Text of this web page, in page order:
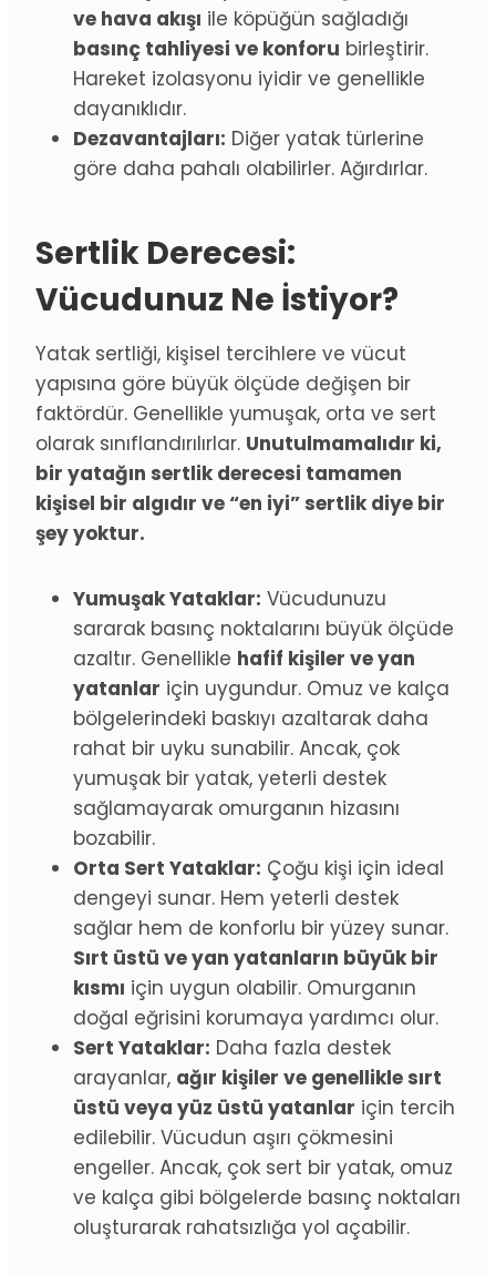
ve hava akışı ile köpüğün sağladığı
basınç tahliyesi ve konforu birleştirir.
Hareket izolasyonu iyidir ve genellikle
dayanıklıdır.
Dezavantajları: Diğer yatak türlerine
göre daha pahalı olabilirler. Ağırdırlar.
Sertlik Derecesi:
Vücudunuz Ne İstiyor?
Yatak sertliği, kişisel tercihlere ve vücut
yapısına göre büyük ölçüde değişen bir
faktördür. Genellikle yumuşak, orta ve sert
olarak sınıflandırılırlar. Unutulmamalıdır ki,
bir yatağın sertlik derecesi tamamen
kişisel bir algıdır ve “en iyi” sertlik diye bir
şey yoktur.
Yumuşak Yataklar: Vücudunuzu
sararak basınç noktalarını büyük ölçüde
azaltır. Genellikle hafif kişiler ve yan
yatanlar için uygundur. Omuz ve kalça
bölgelerindeki baskıyı azaltarak daha
rahat bir uyku sunabilir. Ancak, çok
yumuşak bir yatak, yeterli destek
sağlamayarak omurganın hizasını
bozabilir.
Orta Sert Yataklar: Çoğu kişi için ideal
dengeyi sunar. Hem yeterli destek
sağlar hem de konforlu bir yüzey sunar.
Sırt üstü ve yan yatanların büyük bir
kısmı için uygun olabilir. Omurganın
doğal eğrisini korumaya yardımcı olur.
Sert Yataklar: Daha fazla destek
arayanlar, ağır kişiler ve genellikle sırt
üstü veya yüz üstü yatanlar için tercih
edilebilir. Vücudun aşırı çökmesini
engeller. Ancak, çok sert bir yatak, omuz
ve kalça gibi bölgelerde basınç noktaları
oluşturarak rahatsızlığa yol açabilir.